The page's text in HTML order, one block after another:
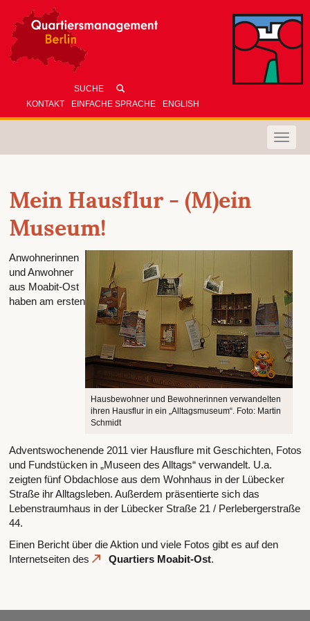
KONTAKT EINFACHE SPRACHE ENGLISH
Toggle
Mein Hausflur - (M)ein
Museum!
Hausbewohner und Bewohnerinnen verwandelten
ihren Hausflur in ein „Alltagsmuseum“. Foto: Martin
Schmidt
Anwohnerinnen
und Anwohner
aus Moabit-Ost
haben am ersten
Adventswochenende 2011 vier Hausflure mit Geschichten, Fotos
und Fundstücken in „Museen des Alltags“ verwandelt. U.a.
zeigten fünf Obdachlose aus dem Wohnhaus in der Lübecker
Straße ihr Alltagsleben. Außerdem präsentierte sich das
Lebenstraumhaus in der Lübecker Straße 21 / Perlebergerstraße
44.
Einen Bericht über die Aktion und viele Fotos gibt es auf den
Internetseiten des
Quartiers Moabit-Ost.